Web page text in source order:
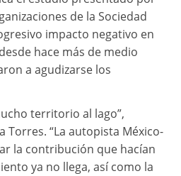
de la Sociedad
impacto negativo en
hace más de medio
a agudizarse los
territorio al lago”,
Torres. “La autopista México-
la contribución que hacían
ya no llega, así como la